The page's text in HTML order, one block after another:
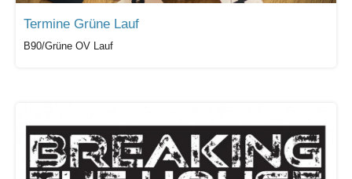
Termine Grüne Lauf
B90/Grüne OV Lauf